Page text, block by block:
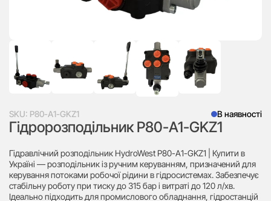
SKU: P80-A1-GKZ1 В наявності
Гідророзподільник P80-A1-GKZ1
Гідравлічний розподільник HydroWest P80-A1-GKZ1 | Купити в
Україні — розподільник із ручним керуванням, призначений для
керування потоками робочої рідини в гідросистемах. Забезпечує
стабільну роботу при тиску до 315 бар і витраті до 120 л/хв.
Ідеально підходить для промислового обладнання, гідростанцій